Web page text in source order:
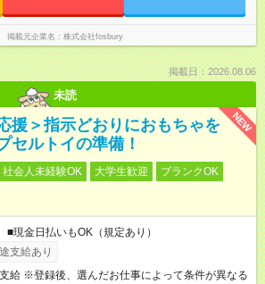
掲載元企業名 株式会社fosbury
掲載日：2026.08.06
未読
NEW
援＞指示どおりにおもちゃを
セルトイの準備！
社会人未経験OK 大学生歓迎
ブランクOK
現金日払いもOK（規定あり）
支給あり
給 ※登録後、選んだお仕事によって条件が異なる